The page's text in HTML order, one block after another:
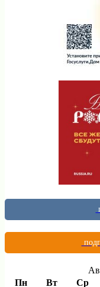
Пн
Вт Ср